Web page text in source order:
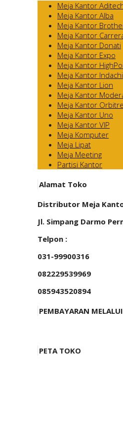
Meja Kantor
Meja Kantor Alba
Meja Kantor
Meja Kantor
Meja Kantor Donati
Meja Kantor Expo
Meja Kantor
Meja Kantor Indachi
Meja Kantor Lion
Meja Kantor
Meja Kantor
Meja Kantor Uno
Meja Kantor VIP
Meja Komputer
Meja Lipat
Meja Meeting
Partisi Kantor
Alamat Toko
Distributor Meja
Jl. Simpang Darmo
Telpon :
031-99900316
082229539969
085943520894
PEMBAYARAN MELALUI
PETA TOKO